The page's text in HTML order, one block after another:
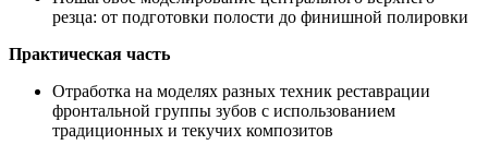
резца: от подготовки полости до финишной полировки
Практическая часть
Отработка на моделях разных техник реставрации
фронтальной группы зубов с использованием
традиционных и текучих композитов